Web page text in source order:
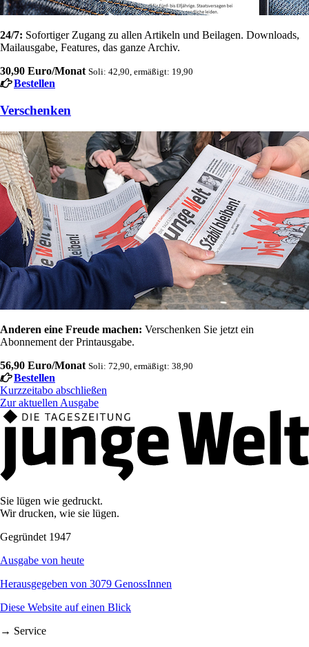
24/7: Sofortiger Zugang zu allen Artikeln und Beilagen. Downloads,
Mailausgabe, Features, das ganze Archiv.
30,90 Euro/Monat Soli: 42,90, ermäßigt: 19,90
Bestellen
Verschenken
Anderen eine Freude machen: Verschenken Sie jetzt ein
Abonnement der Printausgabe.
56,90 Euro/Monat Soli: 72,90, ermäßigt: 38,90
Bestellen
Kurzzeitabo abschließen
Zur aktuellen Ausgabe
Sie lügen wie gedruckt.
Wir drucken, wie sie lügen.
Gegründet 1947
Ausgabe von heute
Herausgegeben von 3079 GenossInnen
Diese Website auf einen Blick
→ Service